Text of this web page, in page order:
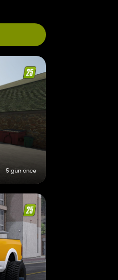
5 gün önce